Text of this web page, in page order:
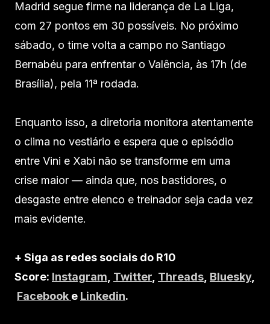
Madrid segue firme na liderança de La Liga,
com 27 pontos em 30 possíveis. No próximo
sábado, o time volta a campo no Santiago
Bernabéu para enfrentar o Valência, às 17h (de
Brasília), pela 11ª rodada.
Enquanto isso, a diretoria monitora atentamente
o clima no vestiário e espera que o episódio
entre Vini e Xabi não se transforme em uma
crise maior — ainda que, nos bastidores, o
desgaste entre elenco e treinador seja cada vez
mais evidente.
+ Siga as redes sociais do R10
Score: Instagram, Twitter, Threads, Bluesky,
Facebook e Linkedin.